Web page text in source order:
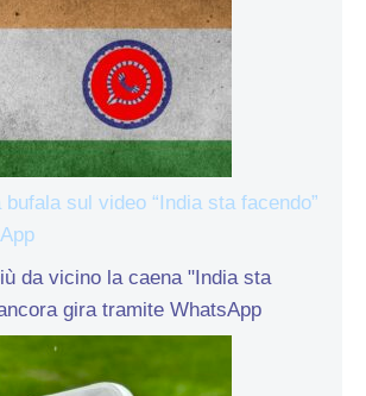
sul video “India sta facendo”
da vicino la caena "India sta
gira tramite WhatsApp